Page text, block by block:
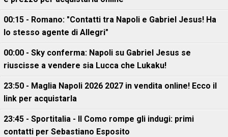
00:15 - Romano: "Contatti tra Napoli e Gabriel Jesus! Ha
lo stesso agente di Allegri"
00:00 - Sky conferma: Napoli su Gabriel Jesus se
riuscisse a vendere sia Lucca che Lukaku!
23:50 - Maglia Napoli 2026 2027 in vendita online! Ecco il
link per acquistarla
23:45 - Sportitalia - Il Como rompe gli indugi: primi
contatti per Sebastiano Esposito